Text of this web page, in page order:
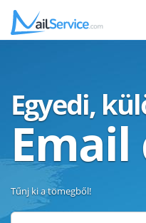
Egyedi,
Tűnj ki a tömegből!